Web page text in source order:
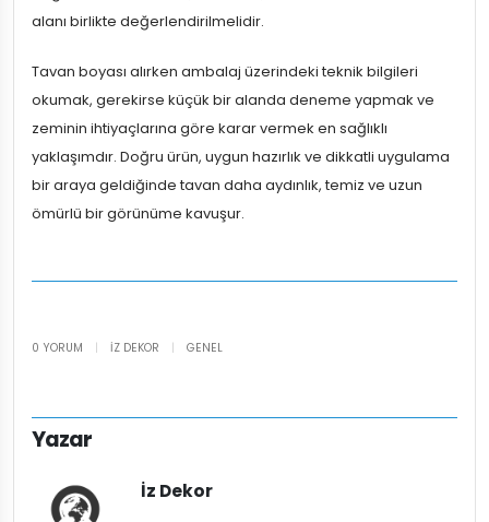
alanı birlikte değerlendirilmelidir.
Tavan boyası alırken ambalaj üzerindeki teknik bilgileri
okumak, gerekirse küçük bir alanda deneme yapmak ve
zeminin ihtiyaçlarına göre karar vermek en sağlıklı
yaklaşımdır. Doğru ürün, uygun hazırlık ve dikkatli uygulama
bir araya geldiğinde tavan daha aydınlık, temiz ve uzun
ömürlü bir görünüme kavuşur.
0 YORUM İZ DEKOR GENEL
Yazar
İz Dekor